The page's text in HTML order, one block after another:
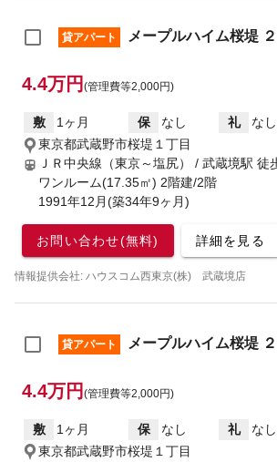
貸アパート メープルハイム桜堤
4.4万円 (管理費等2,000円)
敷 1ヶ月 保 なし 礼
なし
東京都武蔵野市桜堤１丁目
ＪＲ中央線（東京～塩尻） / 武蔵境駅 徒
ワンルーム(17.35㎡) 2階建/2階
1991年12月(築34年9ヶ月)
お問い合わせ(無料) 詳細を見る
情報提供会社: ハウスコム西東京(株) 武蔵境店
貸アパート メープルハイム桜堤
4.4万円 (管理費等2,000円)
敷 1ヶ月 保 なし 礼
なし
東京都武蔵野市桜堤１丁目